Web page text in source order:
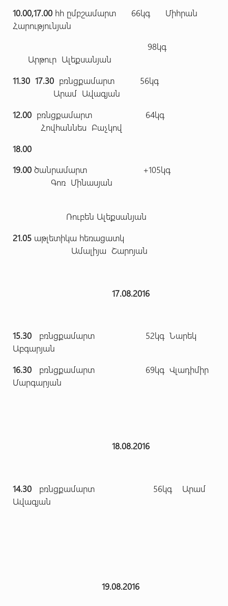
10.00,17.00հհ ըմբշամարտ 66կգ Միհրան
Հարությունյան
98կգ
Արթուր Ալեքսանյան
11.30 17.30բռնցքամարտ 56կգ
Արամ Ավագյան
12.00բռնցքամարտ 64կգ
Հովհաննես Բաչկով
18.00
19.00ծանրամարտ +105կգ
Գոռ Մինասյան
Ռուբեն Ալեքսանյան
21.05աթլետիկա հեռացատկ
Ամալիյա Շարոյան
17.08.2016
15.30բռնցքամարտ 52կգ Նարեկ
Աբգարյան
16.30բռնցքամարտ 69կգ Վլադիմիր
Մարգարյան
18.08.2016
14.30բռնցքամարտ 56կգ Արամ
Ավագյան
19.08.2016